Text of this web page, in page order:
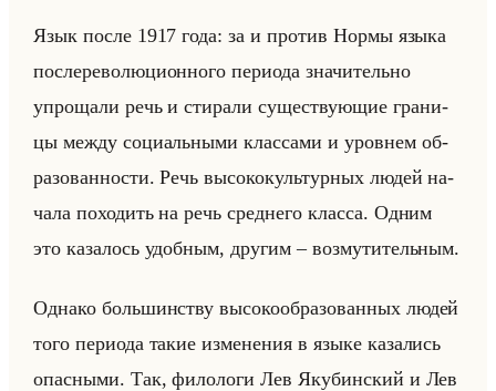
Язык после 1917 года: за и про­тив Нормы языка
по­сле­ре­во­лю­ци­он­но­го пе­ри­ода зна­чи­тельно
упро­ща­ли речь и сти­ра­ли су­ще­ству­ющие гра­ни­
цы между со­ци­альны­ми клас­са­ми и уров­нем об­
ра­зо­ван­но­сти. Речь вы­со­ко­культур­ных людей на­
ча­ла по­хо­дить на речь сред­не­го клас­са. Одним
это ка­за­лось удоб­ным, дру­гим – воз­му­ти­тельным.
Од­на­ко большин­ству вы­со­ко­об­ра­зо­ван­ных людей
того пе­ри­ода такие из­ме­не­ния в языке ка­за­лись
опас­ны­ми. Так, фи­ло­ло­ги Лев Яку­бин­ский и Лев